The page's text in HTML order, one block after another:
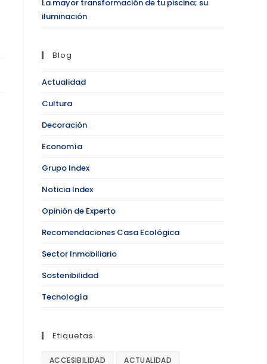
La mayor transformación de tu piscina; su
iluminación
Blog
Actualidad
Cultura
Decoración
Economía
Grupo Index
Noticia Index
Opinión de Experto
Recomendaciones Casa Ecológica
Sector Inmobiliario
Sostenibilidad
Tecnología
Etiquetas
ACCESIBILIDAD ACTUALIDAD